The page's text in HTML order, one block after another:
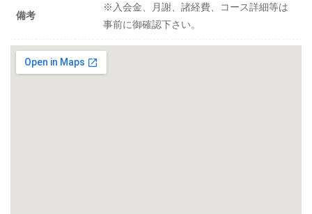
備考
※入会金、月謝、諸経費、コース詳細等は
事前に御確認下さい。